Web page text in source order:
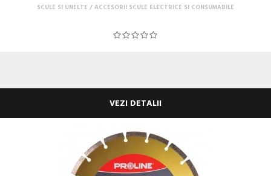
SCULE SI UNELTE ACCESORII SCULE ELECTRICE SI CONSUMABILE
VEZI DETALII